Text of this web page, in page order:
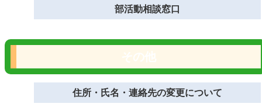
部活動相談窓口
住所・氏名・連絡先の変更について